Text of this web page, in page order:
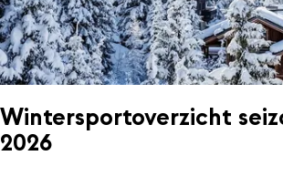
Wintersportoverzicht
2026